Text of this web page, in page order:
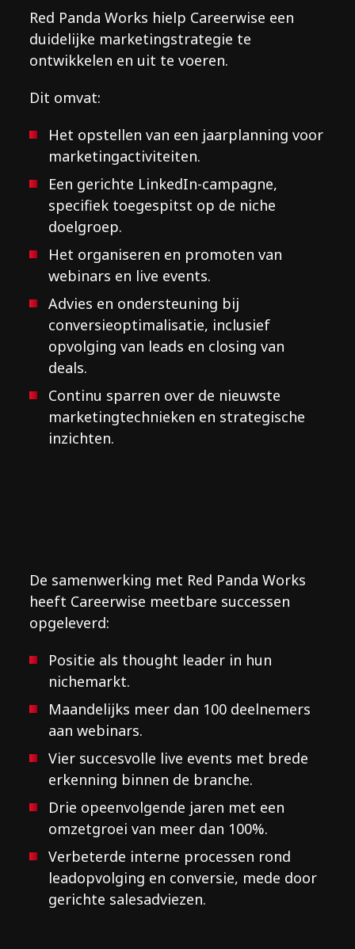
Red Panda Works hielp Careerwise een
duidelijke marketingstrategie te
ontwikkelen en uit te voeren.
Dit omvat:
Het opstellen van een jaarplanning voor
marketingactiviteiten.
Een gerichte LinkedIn-campagne,
specifiek toegespitst op de niche
doelgroep.
Het organiseren en promoten van
webinars en live events.
Advies en ondersteuning bij
conversieoptimalisatie, inclusief
opvolging van leads en closing van
deals.
Continu sparren over de nieuwste
marketingtechnieken en strategische
inzichten.
De samenwerking met Red Panda Works
heeft Careerwise meetbare successen
opgeleverd:
Positie als thought leader in hun
nichemarkt.
Maandelijks meer dan 100 deelnemers
aan webinars.
Vier succesvolle live events met brede
erkenning binnen de branche.
Drie opeenvolgende jaren met een
omzetgroei van meer dan 100%.
Verbeterde interne processen rond
leadopvolging en conversie, mede door
gerichte salesadviezen.